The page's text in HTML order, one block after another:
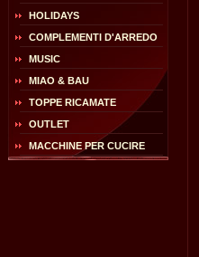
HOLIDAYS
COMPLEMENTI D'ARREDO
MUSIC
MIAO & BAU
TOPPE RICAMATE
OUTLET
MACCHINE PER CUCIRE